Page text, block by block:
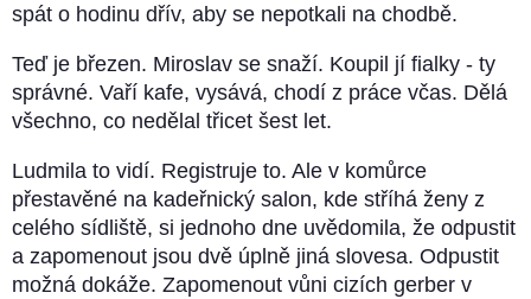
spát o hodinu dřív, aby se nepotkali na chodbě.
Teď je březen. Miroslav se snaží. Koupil jí fialky - ty
správné. Vaří kafe, vysává, chodí z práce včas. Dělá
všechno, co nedělal třicet šest let.
Ludmila to vidí. Registruje to. Ale v komůrce
přestavěné na kadeřnický salon, kde stříhá ženy z
celého sídliště, si jednoho dne uvědomila, že odpustit
a zapomenout jsou dvě úplně jiná slovesa. Odpustit
možná dokáže. Zapomenout vůni cizích gerber v